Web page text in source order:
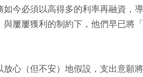
如今必須以高得多的利率再融資，
與屢屢獲利的制約下，他們早已將
心（但不安）地假設，支出意願